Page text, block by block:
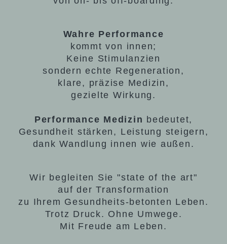
Wahre Performance
kommt von innen;
Keine Stimulanzien
sondern echte Regeneration,
klare, präzise Medizin,
gezielte Wirkung.
Performance Medizin bedeutet,
Gesundheit stärken, Leistung steigern,
dank Wandlung innen wie außen.
Wir begleiten Sie "state of the art"
auf der Transformation
zu Ihrem Gesundheits-betonten Leben.
Trotz Druck. Ohne Umwege.
Mit Freude am Leben.